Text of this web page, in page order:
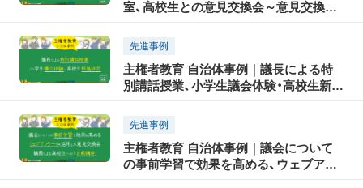
室、高校生との意見交換会～意見交換か
先進事例
主権者教育 自治体事例｜議長による特
別講話授業、小学生議会体験・高校生新島
先進事例
主権者教育 自治体事例｜議会について
の事前学習で効果を高める、ウェブアン